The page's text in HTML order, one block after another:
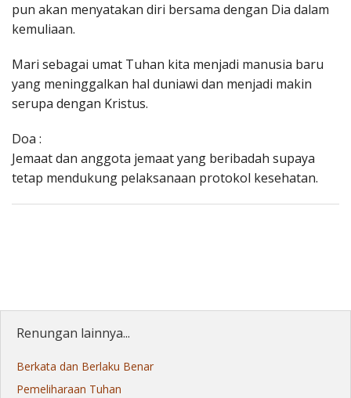
pun akan menyatakan diri bersama dengan Dia dalam
kemuliaan.
Mari sebagai umat Tuhan kita menjadi manusia baru
yang meninggalkan hal duniawi dan menjadi makin
serupa dengan Kristus.
Doa :
Jemaat dan anggota jemaat yang beribadah supaya
tetap mendukung pelaksanaan protokol kesehatan.
Renungan lainnya...
Berkata dan Berlaku Benar
Pemeliharaan Tuhan